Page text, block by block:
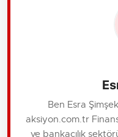
Ben Esra
aksiyon.com.tr
ve bankacılık